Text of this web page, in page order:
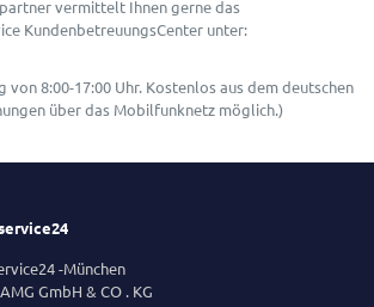
vermittelt Ihnen gerne das
KundenbetreuungsCenter unter:
von 8:00-17:00 Uhr. Kostenlos aus dem deutschen
über das Mobilfunknetz möglich.)
-München
GmbH & CO . KG